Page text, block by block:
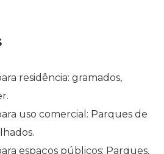
residência: gramados,
uso comercial: Parques de
espaços públicos: Parques,